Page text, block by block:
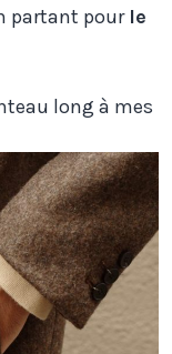
partant pour le
long à mes